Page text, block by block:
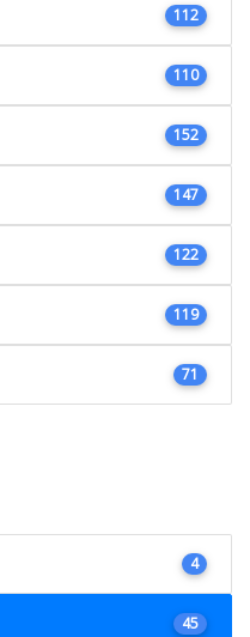
112
110
152
147
122
119
71
4
45